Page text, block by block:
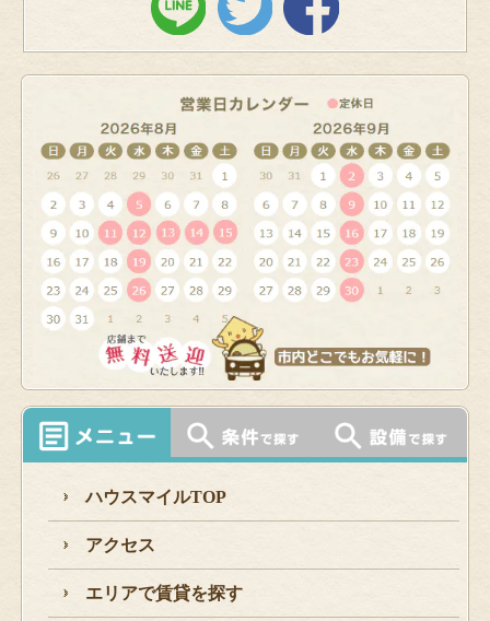
ハウスマイルTOP
アクセス
エリアで賃貸を探す